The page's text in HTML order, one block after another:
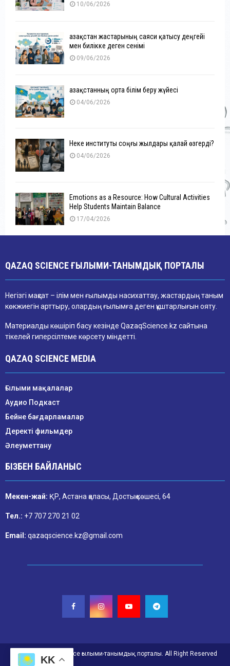
10/06/2026
Қазақстан жастарының саяси қатысу деңгейі
мен билікке деген сенімі
09/06/2026
Қазақстанның орта білім беру жүйесі
04/06/2026
Неке институты соңғы жылдары қалай өзгерді?
04/06/2026
Emotions as a Resource: How Cultural Activities
Help Students Maintain Balance
17/04/2026
QAZAQ SCIENCE ҒЫЛЫМИ-ТАНЫМДЫҚ ПОРТАЛЫ
Негізгі мақсат – ілім мен ғылымды насихаттау, жастардың таным
көкжиегін арттыру, олардың ғылымға деген құштарлығын ояту.
Материалды көшіріп басу кезінде QazaqScience.kz сайтына
тікелей гиперсілтеме көрсету міндетті.
QAZAQ SCIENCE MEDIA
Ғылыми мақалалар
Аудио Подкаст
Бейне бағдарламалар
Деректі фильмдер
Әлеуметтану
БІЗБЕН БАЙЛАНЫС
Мекен-жай: ҚР, Астана қаласы, Достық көшесі, 64
Тел.: +7 707 270 21 02
Email: qazaqscience.kz@gmail.com
@2026. Qazaq Science ғылыми-танымдық порталы. All Right Reserved
KK